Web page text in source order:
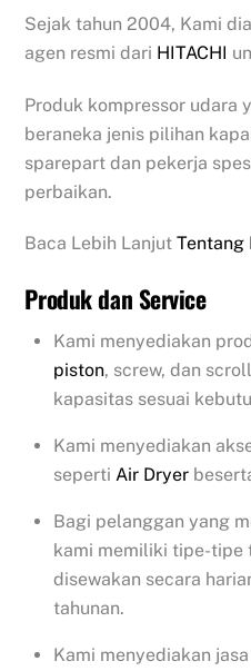
Sejak tahun 2004, Kami
agen resmi dari HITACHI
Produk kompressor udara
beraneka jenis pilihan
sparepart dan pekerja
perbaikan.
Baca Lebih LanjutTentang
Produk dan Service
Kami menyediakan
piston, screw, dan
kapasitas sesuai
Kami menyediakan
seperti Air Dryer
Bagi pelanggan yang
kami memiliki tipe-tipe
disewakan secara
tahunan.
Kami menyediakan